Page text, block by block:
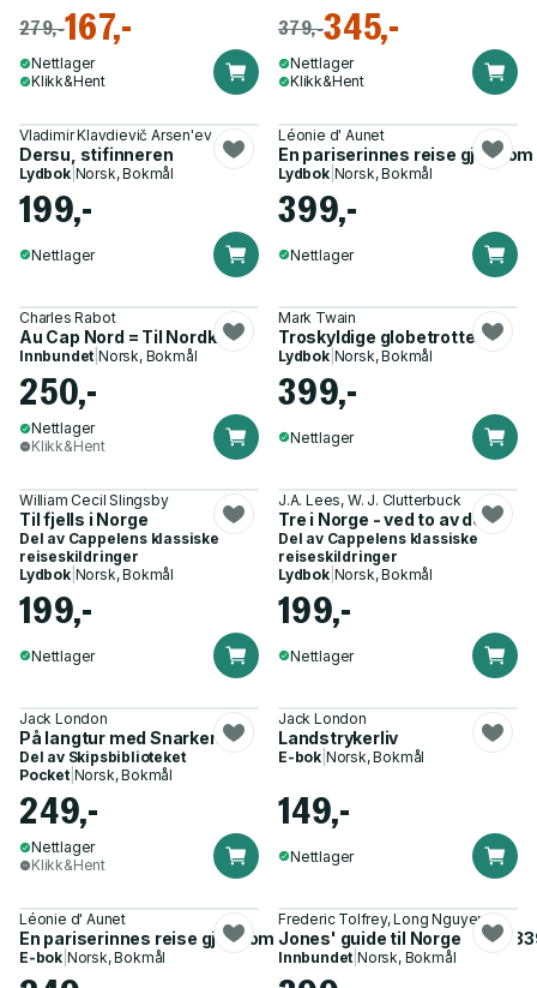
279,-167,-
Nettlager
Klikk&Hent
379,-345,-
Nettlager
Klikk&Hent
Vladimir Klavdievič Arsen'ev
Dersu, stifinneren
Lydbok| Norsk, Bokmål
199,-
Nettlager
Léonie d' Aunet
En pariserinnes reise
Lydbok| Norsk, Bokmål
399,-
Nettlager
Charles Rabot
Au Cap Nord = Til Nordkapp
Innbundet |Norsk, Bokmål
250,-
Nettlager
Klikk&Hent
Mark Twain
Troskyldige globetrottere
Lydbok| Norsk, Bokmål
399,-
Nettlager
William Cecil Slingsby
Til fjells i Norge
Del av Cappelens klassiske
reiseskildringer
Lydbok| Norsk, Bokmål
199,-
Nettlager
J.A. Lees, W. J. Clutterbuck
Tre i Norge - ved to av dem
Del av Cappelens klassiske
reiseskildringer
Lydbok| Norsk, Bokmål
199,-
Nettlager
Jack London
På langtur med Snarken
Del av Skipsbiblioteket
Pocket| Norsk, Bokmål
249,-
Nettlager
Klikk&Hent
Jack London
Landstrykerliv
E-bok Norsk, Bokmål
149,-
Nettlager
Léonie d' Aunet
En pariserinnes reise gjennom Norge til Spitsbergen anno
E-bok Norsk, Bokmål
Frederic Tolfrey, Long Nguyen
Jones' guide til Norge
Innbundet |Norsk, Bokmål